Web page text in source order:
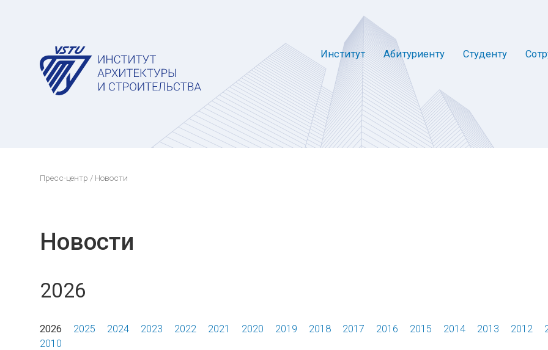
Институт Абитуриенту Студенту
Пресс-центр / Новости
Новости
2026
2026 2025 2024 2023 2022 2021 2020 2019 2018 2017 2016 2015 2014 2013 2012
2010